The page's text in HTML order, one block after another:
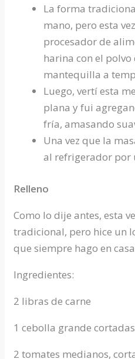
La forma
mano, pero esta
procesador de
harina con el polvo
mantequilla a
Luego, vertí esta
plana y fui
fría, amasando
Una vez que la
al refrigerador por
Relleno
Como lo dije antes, esta
tradicional, pero hice un
que siempre hago en
Ingredientes:
2 libras de carne
1 cebolla grande
2 tomates medianos,